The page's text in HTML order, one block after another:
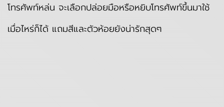
โทรศัพท์หล่น จะเลือกปล่อยมือหรือหยิบโทรศัพท์ขึ้นมาใช้
เมื่อไหร่ก็ได้ แถมสีและตัวห้อยยังน่ารักสุดๆ